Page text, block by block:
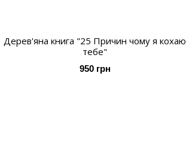
Дерев'яна книга "25 Причин чому я кохаю
тебе"
950 грн